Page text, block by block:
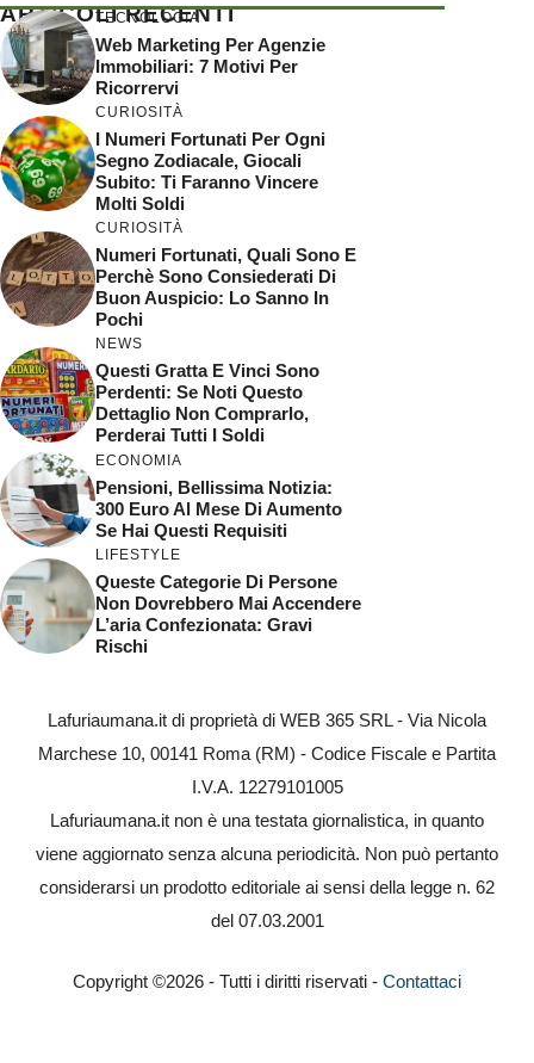
ARTICOLI RECENTI
TECNOLOGIA
Web Marketing Per Agenzie
Immobiliari: 7 Motivi Per
Ricorrervi
CURIOSITÀ
I Numeri Fortunati Per Ogni
Segno Zodiacale, Giocali
Subito: Ti Faranno Vincere
Molti Soldi
CURIOSITÀ
Numeri Fortunati, Quali Sono E
Perchè Sono Consiederati Di
Buon Auspicio: Lo Sanno In
Pochi
NEWS
Questi Gratta E Vinci Sono
Perdenti: Se Noti Questo
Dettaglio Non Comprarlo,
Perderai Tutti I Soldi
ECONOMIA
Pensioni, Bellissima Notizia:
300 Euro Al Mese Di Aumento
Se Hai Questi Requisiti
LIFESTYLE
Queste Categorie Di Persone
Non Dovrebbero Mai Accendere
L’aria Confezionata: Gravi
Rischi
Lafuriaumana.it di proprietà di WEB 365 SRL - Via Nicola
Marchese 10, 00141 Roma (RM) - Codice Fiscale e Partita
I.V.A. 12279101005
Lafuriaumana.it non è una testata giornalistica, in quanto
viene aggiornato senza alcuna periodicità. Non può pertanto
considerarsi un prodotto editoriale ai sensi della legge n. 62
del 07.03.2001
Copyright ©2026 - Tutti i diritti riservati - Contattaci